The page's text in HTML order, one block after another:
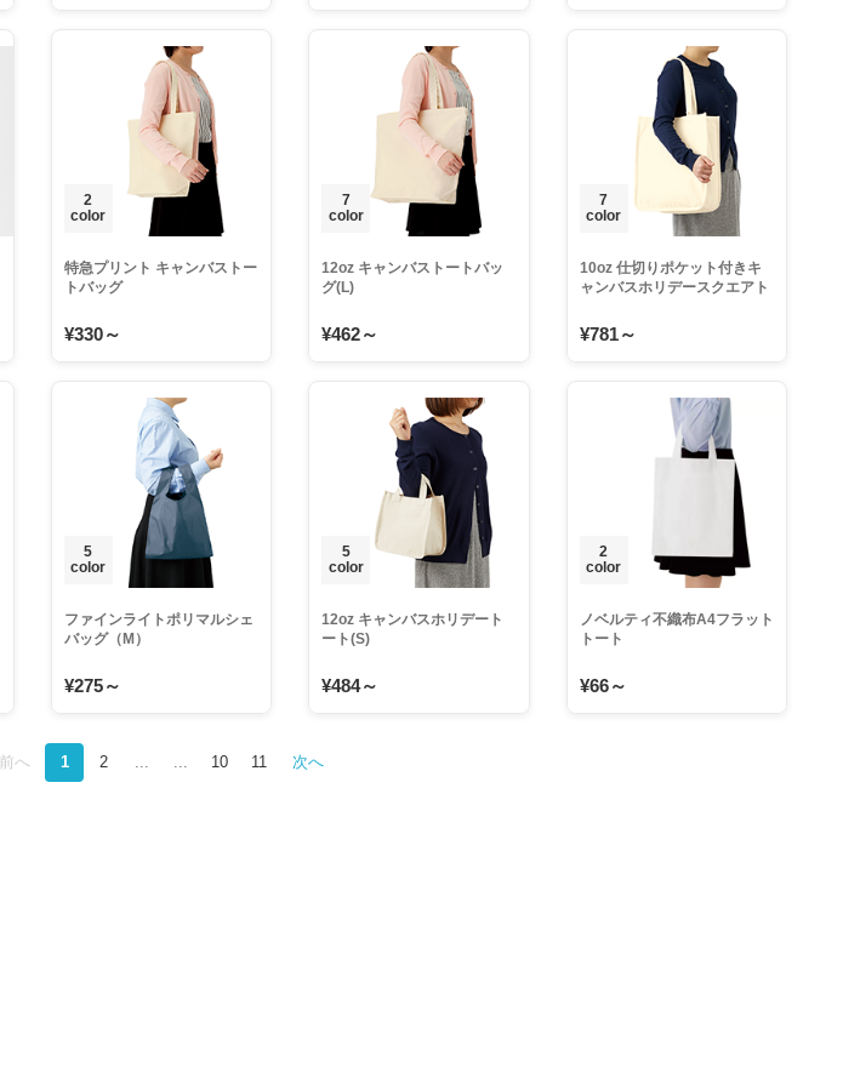
2
color
特急プリント キャンバストー
トバッグ
¥330～
7
color
12oz キャンバストートバッ
グ(L)
¥462～
7
color
10oz 仕切りポケット付きキ
ャンバスホリデースクエアト
¥781～
5
color
ファインライトポリマルシェ
バッグ（M）
¥275～
5
color
12oz キャンバスホリデート
ート(S)
¥484～
2
color
ノベルティ不織布A4フラット
トート
¥66～
前へ 1 2 ... ... 10 11 次へ